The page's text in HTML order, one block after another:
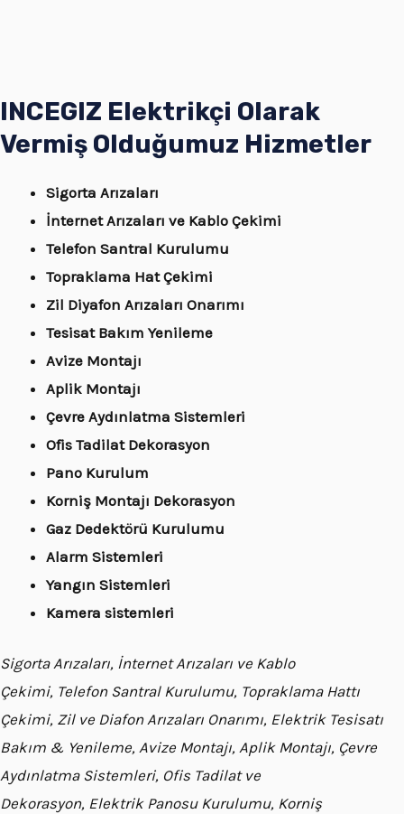
INCEGIZ Elektrikçi Olarak
Vermiş Olduğumuz Hizmetler
Sigorta Arızaları
İnternet Arızaları ve Kablo Çekimi
Telefon Santral Kurulumu
Topraklama Hat Çekimi
Zil Diyafon Arızaları Onarımı
Tesisat Bakım Yenileme
Avize Montajı
Aplik Montajı
Çevre Aydınlatma Sistemleri
Ofis Tadilat Dekorasyon
Pano Kurulum
Korniş Montajı Dekorasyon
Gaz Dedektörü Kurulumu
Alarm Sistemleri
Yangın Sistemleri
Kamera sistemleri
Sigorta Arızaları, İnternet Arızaları ve Kablo
Çekimi, Telefon Santral Kurulumu, Topraklama Hattı
Çekimi, Zil ve Diafon Arızaları Onarımı, Elektrik Tesisatı
Bakım & Yenileme, Avize Montajı, Aplik Montajı, Çevre
Aydınlatma Sistemleri, Ofis Tadilat ve
Dekorasyon, Elektrik Panosu Kurulumu, Korniş